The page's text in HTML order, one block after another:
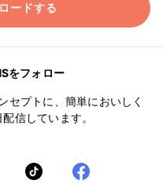
ードする
をフォロー
セプトに、簡単においしく
信しています。